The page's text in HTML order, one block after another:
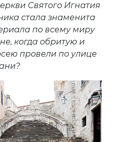
Святого Игнатия
стала знаменита
по всему миру
когда обритую и
провели по улице